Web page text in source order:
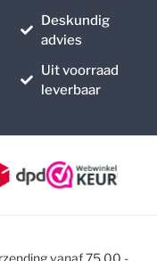
Deskundig
advies
Uit voorraad
leverbaar
vanaf 75,00 -